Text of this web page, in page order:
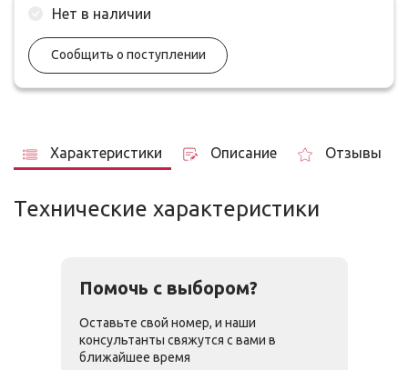
Нет в наличии
Сообщить о поступлении
Характеристики Описание Отзывы
Технические характеристики
Помочь с выбором?
Оставьте свой номер, и наши
консультанты свяжутся с вами в
ближайшее время